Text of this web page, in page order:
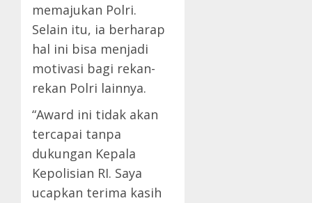
memajukan Polri.
Selain itu, ia berharap
hal ini bisa menjadi
motivasi bagi rekan-
rekan Polri lainnya.
“Award ini tidak akan
tercapai tanpa
dukungan Kepala
Kepolisian RI. Saya
ucapkan terima kasih